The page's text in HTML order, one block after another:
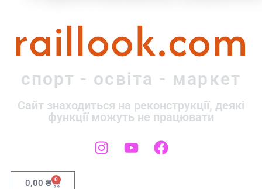
raillook.com
спорт - освіта - маркет
Сайт знаходиться на реконструкції, деякі
функції можуть не працювати
0,00 ₴ 0